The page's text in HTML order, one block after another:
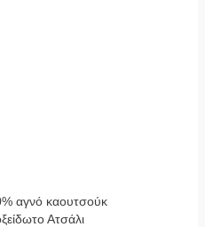
αγνό καουτσούκ
Ατσάλι